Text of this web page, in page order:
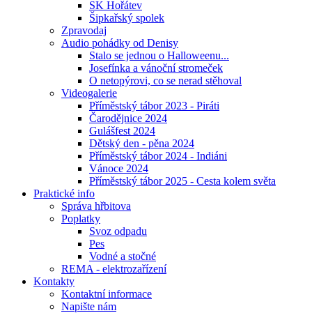
SK Hořátev
Šipkařský spolek
Zpravodaj
Audio pohádky od Denisy
Stalo se jednou o Halloweenu...
Josefínka a vánoční stromeček
O netopýrovi, co se nerad stěhoval
Videogalerie
Příměstský tábor 2023 - Piráti
Čarodějnice 2024
Gulášfest 2024
Dětský den - pěna 2024
Příměstský tábor 2024 - Indiáni
Vánoce 2024
Příměstský tábor 2025 - Cesta kolem světa
Praktické info
Správa hřbitova
Poplatky
Svoz odpadu
Pes
Vodné a stočné
REMA - elektrozařízení
Kontakty
Kontaktní informace
Napište nám